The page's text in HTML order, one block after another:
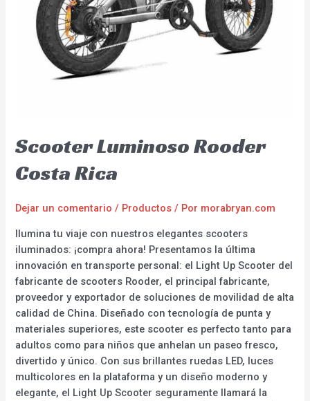
Scooter Luminoso Rooder
Costa Rica
Dejar un comentario / Productos / Por morabryan.com
Ilumina tu viaje con nuestros elegantes scooters
iluminados: ¡compra ahora! Presentamos la última
innovación en transporte personal: el Light Up Scooter del
fabricante de scooters Rooder, el principal fabricante,
proveedor y exportador de soluciones de movilidad de alta
calidad de China. Diseñado con tecnología de punta y
materiales superiores, este scooter es perfecto tanto para
adultos como para niños que anhelan un paseo fresco,
divertido y único. Con sus brillantes ruedas LED, luces
multicolores en la plataforma y un diseño moderno y
elegante, el Light Up Scooter seguramente llamará la